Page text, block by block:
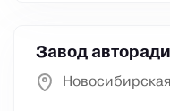
Завод